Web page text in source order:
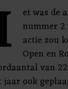
et was de
nummer
actie zou
Open en
van
ook